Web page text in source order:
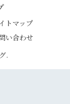
トマップ
い合わせ
.